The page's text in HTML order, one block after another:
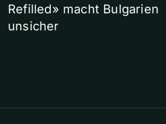
Refilled» macht Bulgarien
unsicher